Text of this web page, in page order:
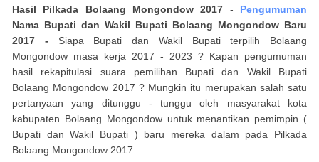
Hasil Pilkada Bolaang Mongondow 2017 - Pengumuman
Nama Bupati dan Wakil Bupati Bolaang Mongondow Baru
2017 - Siapa Bupati dan Wakil Bupati terpilih Bolaang
Mongondow masa kerja 2017 - 2023 ? Kapan pengumuman
hasil rekapitulasi suara pemilihan Bupati dan Wakil Bupati
Bolaang Mongondow 2017 ? Mungkin itu merupakan salah satu
pertanyaan yang ditunggu - tunggu oleh masyarakat kota
kabupaten Bolaang Mongondow untuk menantikan pemimpin (
Bupati dan Wakil Bupati ) baru mereka dalam pada Pilkada
Bolaang Mongondow 2017.